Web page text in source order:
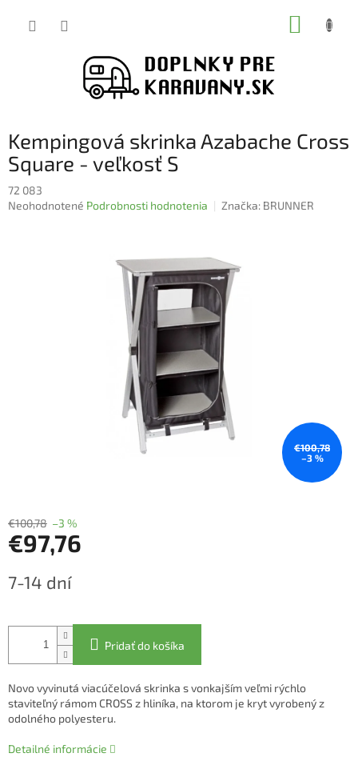
Kempingová skrinka Azabache Cross
Square - veľkosť S
72 083
Priemerné
Neohodnotené Podrobnosti hodnotenia Značka: BRUNNER
€100,78
–3 %
€100,78 –3 %
€97,76
cena:
7-14 dní
Pridať do košíka
Novo vyvinutá viacúčelová skrinka s vonkajším veľmi rýchlo
staviteľný rámom CROSS z hliníka, na ktorom je kryt vyrobený z
odolného polyesteru.
Detailné informácie